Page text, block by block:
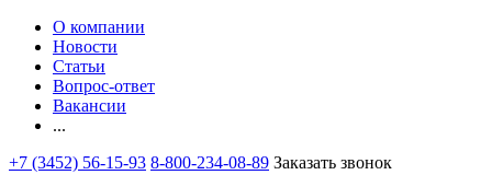
О компании
Новости
Статьи
Вопрос-ответ
Вакансии
...
+7 (3452) 56-15-93 8-800-234-08-89 Заказать звонок